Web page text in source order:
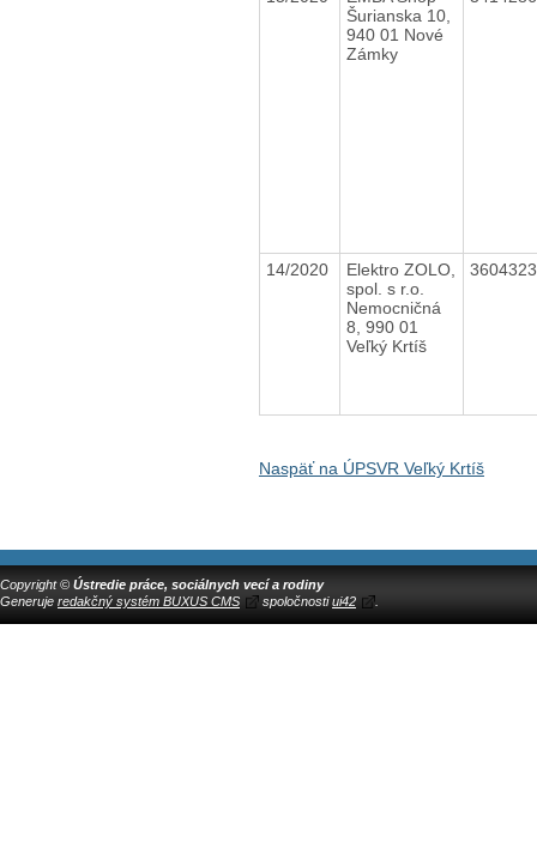
Šurianska 10,
940 01 Nové
Zámky
14/2020
Elektro ZOLO,
spol. s r.o.
Nemocničná
8, 990 01
Veľký Krtíš
Naspäť na ÚPSVR Veľký Krtíš
Copyright © Ústredie práce, sociálnych vecí a rodiny
Generuje redakčný systém BUXUS CMS spoločnostiui42